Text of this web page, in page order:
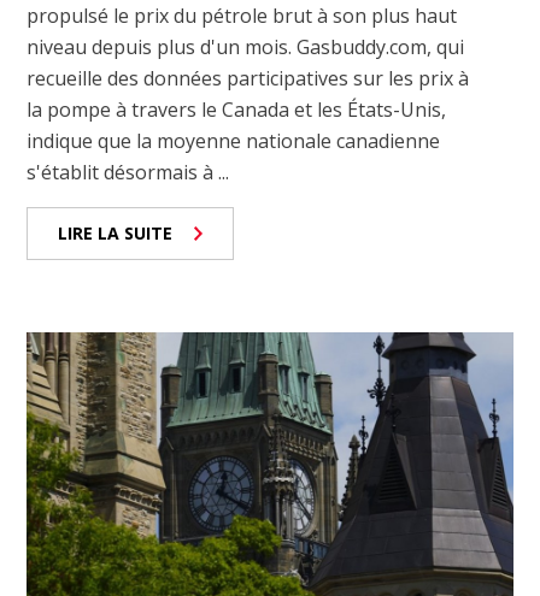
propulsé le prix du pétrole brut à son plus haut
niveau depuis plus d'un mois. Gasbuddy.com, qui
recueille des données participatives sur les prix à
la pompe à travers le Canada et les États-Unis,
indique que la moyenne nationale canadienne
s'établit désormais à ...
LIRE LA SUITE